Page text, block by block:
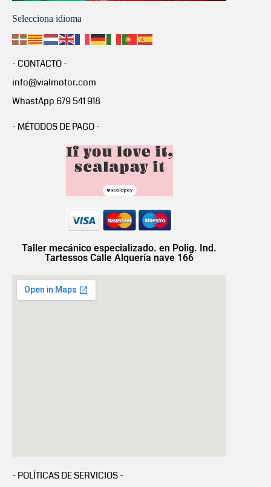
Selecciona idioma
- CONTACTO -
info@vialmotor.com
WhastApp 679 541 918
- MÉTODOS DE PAGO -
Taller mecánico especializado. en Polig. Ind.
Tartessos Calle Alquería nave 166
- POLÍTICAS DE SERVICIOS -